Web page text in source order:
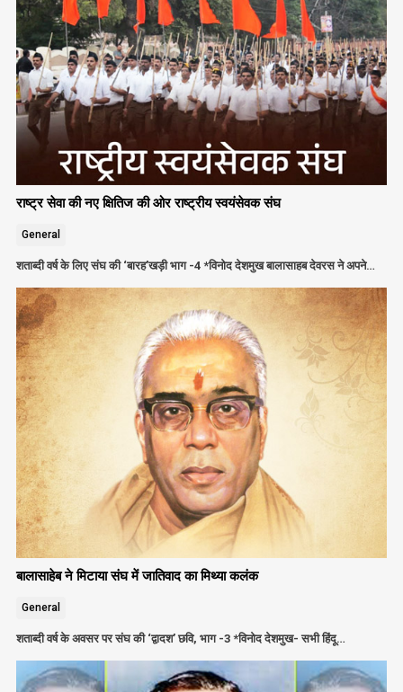
राष्ट्र सेवा की नए क्षितिज की ओर राष्ट्रीय स्वयंसेवक संघ
General
शताब्दी वर्ष के लिए संघ की ‘बारह’खड़ी भाग -4 *विनोद देशमुख बालासाहब देवरस ने अपने…
बालासाहेब ने मिटाया संघ में जातिवाद का मिथ्या कलंक
General
शताब्दी वर्ष के अवसर पर संघ की ‘द्वादश’ छवि, भाग -3 *विनोद देशमुख- सभी हिंदू…